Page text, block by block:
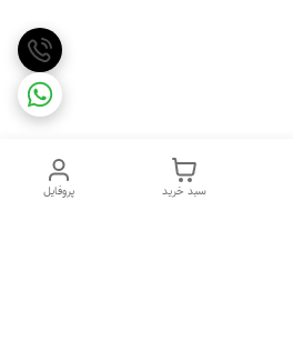
پروفایل سبد خرید